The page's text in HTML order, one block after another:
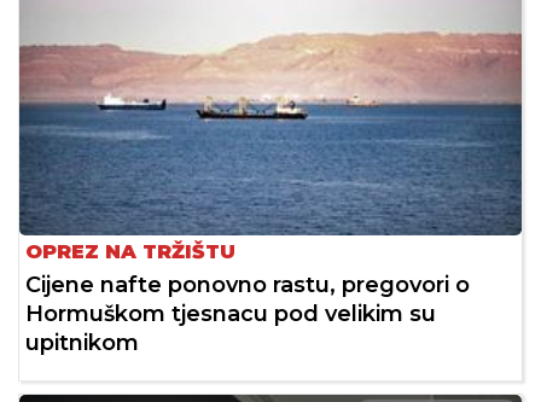
OPREZ NA TRŽIŠTU
Cijene nafte ponovno rastu, pregovori o
Hormuškom tjesnacu pod velikim su
upitnikom